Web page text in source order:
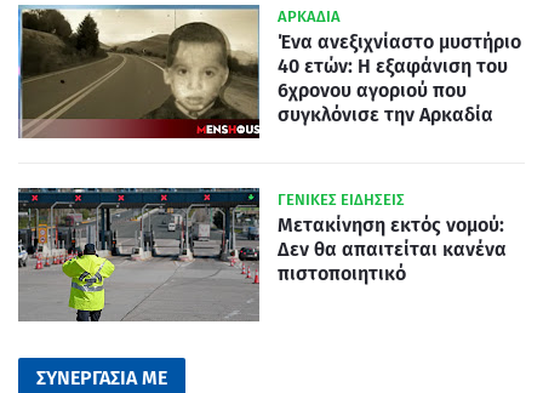
ΑΡΚΑΔΙΑ
Ένα ανεξιχνίαστο μυστήριο
40 ετών: Η εξαφάνιση του
6χρονου αγοριού που
συγκλόνισε την Αρκαδία
ΓΕΝΙΚΕΣ ΕΙΔΗΣΕΙΣ
Μετακίνηση εκτός νομού:
Δεν θα απαιτείται κανένα
πιστοποιητικό
ΣΥΝΕΡΓΑΣΙΑ ΜΕ